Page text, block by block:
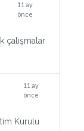
11 ay
önce
çalışmalar
11 ay
önce
Kurulu